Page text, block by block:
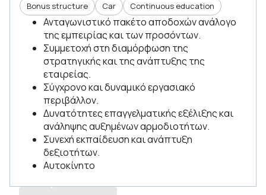
Bonus structure Car Continuous education
Ανταγωνιστικό πακέτο αποδοχών ανάλογο
της εμπειρίας και των προσόντων.
Συμμετοχή στη διαμόρφωση της
στρατηγικής και της ανάπτυξης της
εταιρείας.
Σύγχρονο και δυναμικό εργασιακό
περιβάλλον.
Δυνατότητες επαγγελματικής εξέλιξης και
ανάληψης αυξημένων αρμοδιοτήτων.
Συνεχή εκπαίδευση και ανάπτυξη
δεξιοτήτων.
Αυτοκίνητο